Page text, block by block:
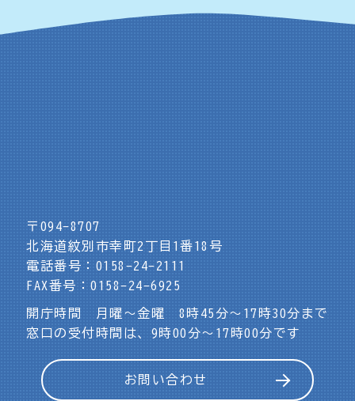
〒094-8707
北海道紋別市幸町2丁目1番18号
電話番号：0158-24-2111
FAX番号：0158-24-6925
開庁時間 月曜～金曜 8時45分～17時30分まで
窓口の受付時間は、9時00分～17時00分です
お問い合わせ